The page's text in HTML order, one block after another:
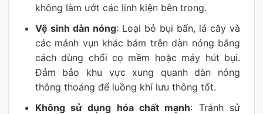
không làm ướt các linh kiện bên trong.
Vệ sinh dàn nóng: Loại bỏ bụi bẩn, lá cây và
các mảnh vụn khác bám trên dàn nóng bằng
cách dùng chổi cọ mềm hoặc máy hút bụi.
Đảm bảo khu vực xung quanh dàn nóng
thông thoáng để luồng khí lưu thông tốt.
Không sử dụng hóa chất mạnh: Tránh sử